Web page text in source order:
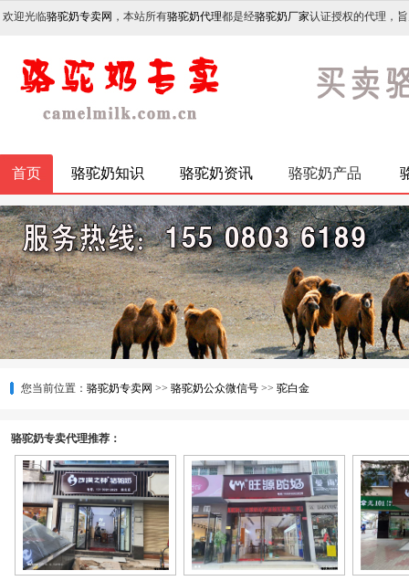
欢迎光临骆驼奶专卖网 ，本站所有骆驼奶代理都是经骆驼奶厂家认证授权的代理，
首页 骆驼奶知识 骆驼奶资讯 骆驼奶产品
您当前位置： 骆驼奶专卖网 >> 骆驼奶公众微信号 >> 驼白金
骆驼奶专卖代理推荐：